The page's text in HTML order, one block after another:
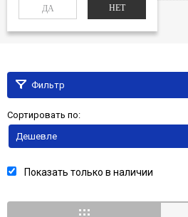
ДА НЕТ
Коляски 3 в 1
Фильтр
Сортировать по:
Дешевле
Показать только в наличии